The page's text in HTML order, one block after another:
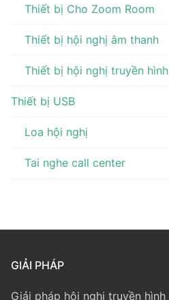
Thiết bị Cho Zoom Room
Thiết bị hội nghị âm thanh
Thiết bị hội nghị truyền hình
Thiết bị USB
Loa hội nghị
Tai nghe call center
GIẢI PHÁP
Giải pháp hội nghị truyền hình